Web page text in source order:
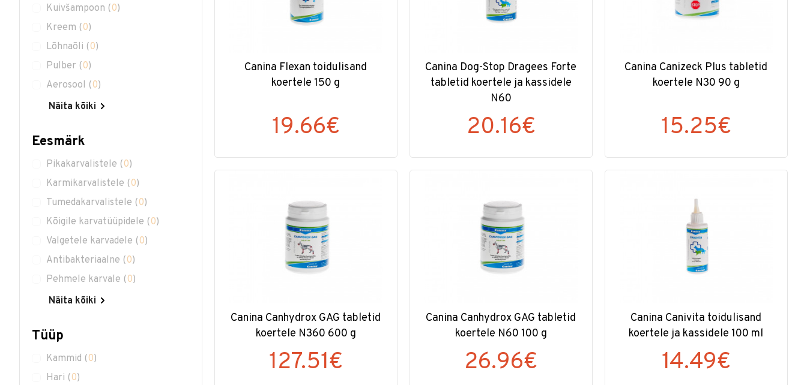
Kuivšampoon (0)
Kreem (0)
Lõhnaõli (0)
Pulber (0)
Aerosool (0)
Näita kõiki
Eesmärk
Pikakarvalistele (0)
Karmikarvalistele (0)
Tumedakarvalistele (0)
Kõigile karvatüüpidele (0)
Valgetele karvadele (0)
Antibakteriaalne (0)
Pehmele karvale (0)
Näita kõiki
Tüüp
Kammid (0)
Hari (0)
Canina Flexan toidulisand
koertele 150 g
19.66€
Canina Dog-Stop Dragees Forte
tabletid koertele ja kassidele
N60
20.16€
Canina Canizeck Plus tabletid
koertele N30 90 g
15.25€
Canina Canhydrox GAG tabletid
koertele N360 600 g
127.51€
Canina Canhydrox GAG tabletid
koertele N60 100 g
26.96€
Canina Canivita toidulisand
koertele ja kassidele 100 ml
14.49€